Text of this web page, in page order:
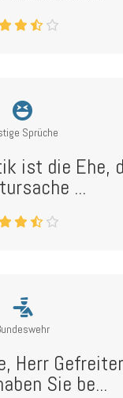
Sprüche
ist die Ehe,
...
Herr Gefreiter
Sie be...